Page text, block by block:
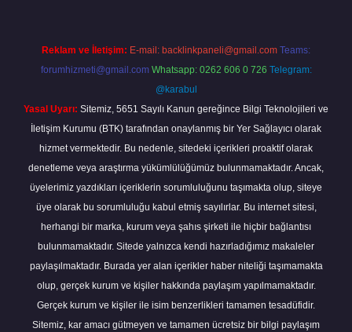
Reklam ve İletişim: E-mail: backlinkpaneli@gmail.com Teams:
forumhizmeti@gmail.com Whatsapp: 0262 606 0 726 Telegram:
@karabul
Yasal Uyarı: Sitemiz, 5651 Sayılı Kanun gereğince Bilgi Teknolojileri ve
İletişim Kurumu (BTK) tarafından onaylanmış bir Yer Sağlayıcı olarak
hizmet vermektedir. Bu nedenle, sitedeki içerikleri proaktif olarak
denetleme veya araştırma yükümlülüğümüz bulunmamaktadır. Ancak,
üyelerimiz yazdıkları içeriklerin sorumluluğunu taşımakta olup, siteye
üye olarak bu sorumluluğu kabul etmiş sayılırlar. Bu internet sitesi,
herhangi bir marka, kurum veya şahıs şirketi ile hiçbir bağlantısı
bulunmamaktadır. Sitede yalnızca kendi hazırladığımız makaleler
paylaşılmaktadır. Burada yer alan içerikler haber niteliği taşımamakta
olup, gerçek kurum ve kişiler hakkında paylaşım yapılmamaktadır.
Gerçek kurum ve kişiler ile isim benzerlikleri tamamen tesadüfidir.
Sitemiz, kar amacı gütmeyen ve tamamen ücretsiz bir bilgi paylaşım